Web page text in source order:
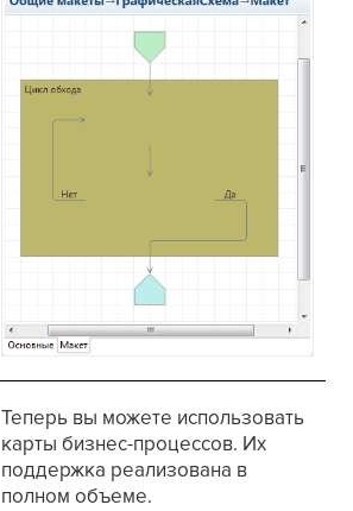
Теперь вы можете использовать
карты бизнес-процессов. Их
поддержка реализована в
полном объеме.